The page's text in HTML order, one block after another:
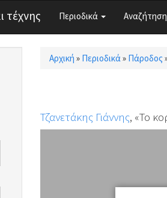
τέχνης Περιοδικά Αναζήτηση
Είστε εδώ
Αρχική » Περιοδικά» Πάροδος
Τζανετάκης Γιάννης, «Το